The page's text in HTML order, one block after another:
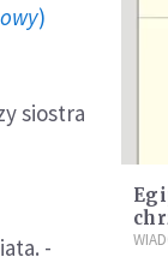
)
siostra
-